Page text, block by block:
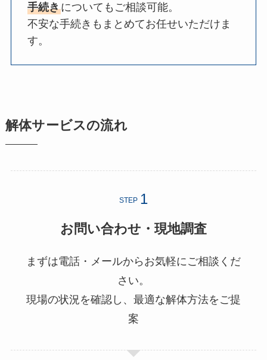
手続きについてもご相談可能。
不安な手続きもまとめてお任せいただけま
す。
解体サービスの流れ
STEP
お問い合わせ・現地調査
まずは電話・メールからお気軽にご相談くだ
さい。
現場の状況を確認し、最適な解体方法をご提
案